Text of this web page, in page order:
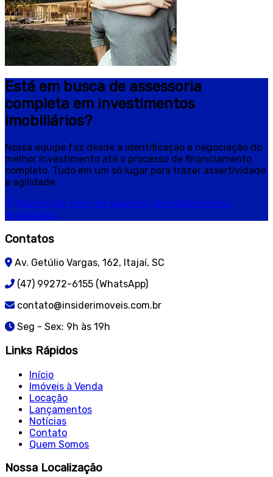
Está em busca de assessoria
completa em investimentos
imobiliários?
Nossa equipe faz desde a identificação e negociação do
melhor investimento até o processo de financiamento
completo. Tudo em um só lugar para trazer assertividade
e agilidade.
Quero falar com um assessor de investimentos
imobiliários.
Contatos
Av. Getúlio Vargas, 162, Itajaí, SC
(47) 99272-6155 (WhatsApp)
contato@insiderimoveis.com.br
Seg - Sex: 9h às 19h
Links Rápidos
Início
Imóveis à Venda
Locação
Lançamentos
Notícias
Contato
Quem Somos
Nossa Localização